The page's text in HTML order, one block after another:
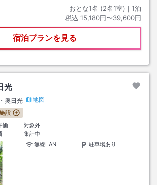
おとな1名 (2名1室)｜ 1泊
税込 15,180円〜39,600円
宿泊プランを見る
光
奥日光
地図
設
価
対象外
集計中
無線LAN
駐車場あり